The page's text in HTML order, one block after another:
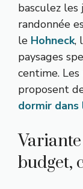
basculez
randonnée
le Hohneck,
paysages
centime.
proposent
dormir dans
budget,